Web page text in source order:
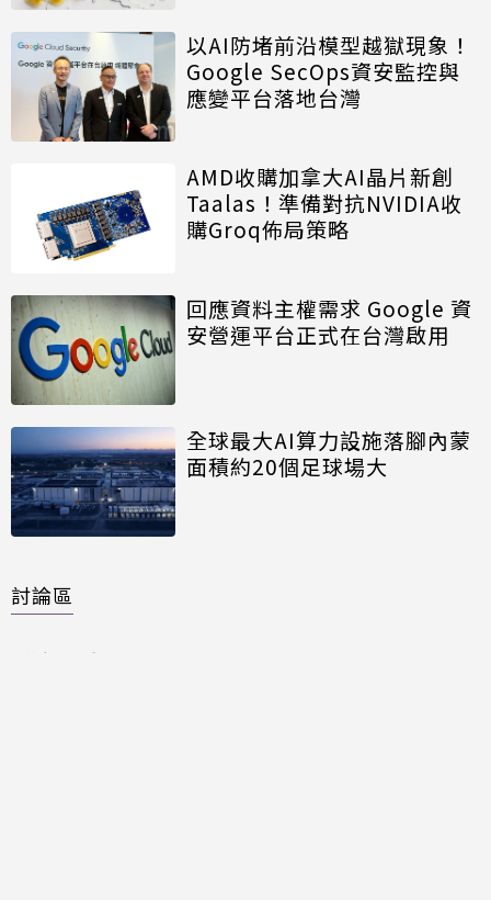
以AI防堵前沿模型越獄現象！
Google SecOps資安監控與
應變平台落地台灣
AMD收購加拿大AI晶片新創
Taalas！準備對抗NVIDIA收
購Groq佈局策略
回應資料主權需求 Google 資
安營運平台正式在台灣啟用
全球最大AI算力設施落腳內蒙
面積約20個足球場大
討論區
共有 則留言